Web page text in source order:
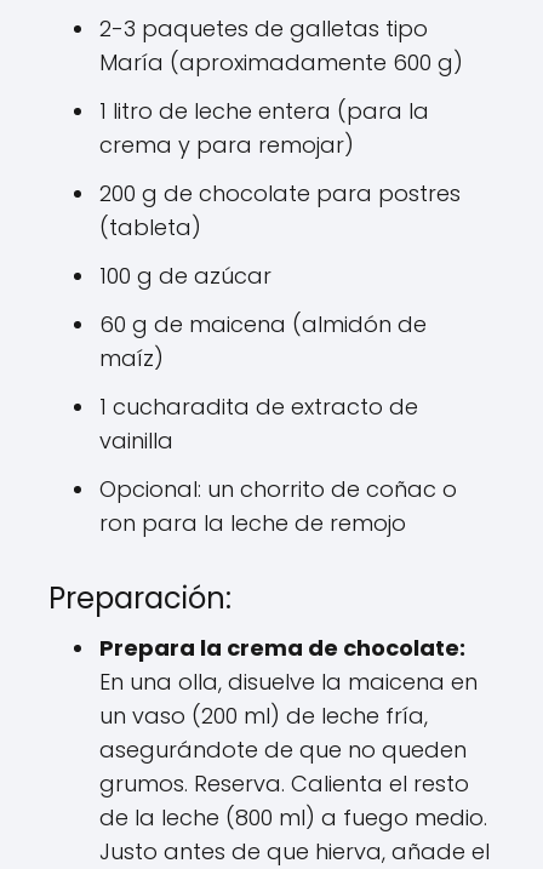
2-3 paquetes de galletas tipo
María (aproximadamente 600 g)
1 litro de leche entera (para la
crema y para remojar)
200 g de chocolate para postres
(tableta)
100 g de azúcar
60 g de maicena (almidón de
maíz)
1 cucharadita de extracto de
vainilla
Opcional: un chorrito de coñac o
ron para la leche de remojo
Preparación:
Prepara la crema de chocolate:
En una olla, disuelve la maicena en
un vaso (200 ml) de leche fría,
asegurándote de que no queden
grumos. Reserva. Calienta el resto
de la leche (800 ml) a fuego medio.
Justo antes de que hierva, añade el